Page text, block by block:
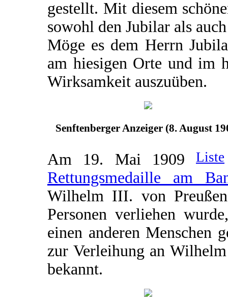
gestellt. Mit diesem
sowohl den Jubilar als
Möge es dem Herrn
am hiesigen Orte und im
Wirksamkeit auszuüben.
Senftenberger Anzeiger (8. August
Am 19. Mai 1909 Liste
Rettungsmedaille am
Wilhelm III. von
Personen verliehen
einen anderen Menschen
zur Verleihung an
bekannt.